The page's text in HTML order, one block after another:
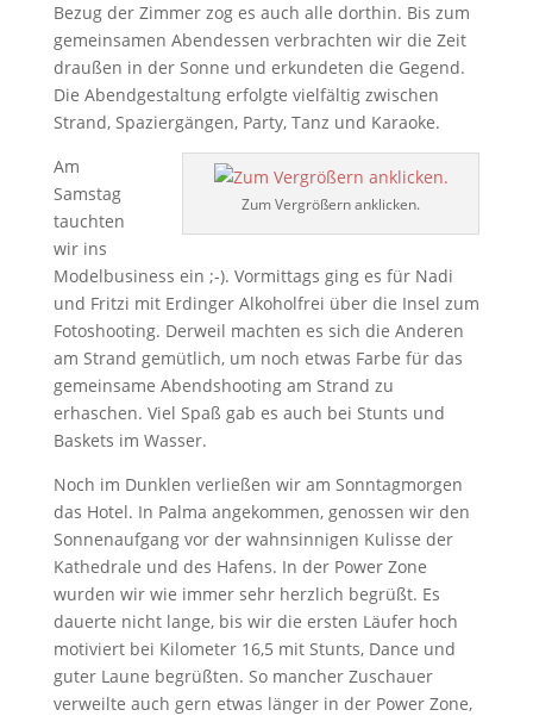
Bezug der Zimmer zog es auch alle dorthin. Bis zum
gemeinsamen Abendessen verbrachten wir die Zeit
draußen in der Sonne und erkundeten die Gegend.
Die Abendgestaltung erfolgte vielfältig zwischen
Strand, Spaziergängen, Party, Tanz und Karaoke.
Zum Vergrößern anklicken.
Am
Samstag
tauchten
wir ins
Modelbusiness ein ;-). Vormittags ging es für Nadi
und Fritzi mit Erdinger Alkoholfrei über die Insel zum
Fotoshooting. Derweil machten es sich die Anderen
am Strand gemütlich, um noch etwas Farbe für das
gemeinsame Abendshooting am Strand zu
erhaschen. Viel Spaß gab es auch bei Stunts und
Baskets im Wasser.
Noch im Dunklen verließen wir am Sonntagmorgen
das Hotel. In Palma angekommen, genossen wir den
Sonnenaufgang vor der wahnsinnigen Kulisse der
Kathedrale und des Hafens. In der Power Zone
wurden wir wie immer sehr herzlich begrüßt. Es
dauerte nicht lange, bis wir die ersten Läufer hoch
motiviert bei Kilometer 16,5 mit Stunts, Dance und
guter Laune begrüßten. So mancher Zuschauer
verweilte auch gern etwas länger in der Power Zone,